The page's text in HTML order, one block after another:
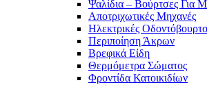
Ψαλίδια – Βούρτσες Για
Αποτριχωτικές Μηχανές
Ηλεκτρικές
Περιποίηση Άκρων
Βρεφικά Είδη
Θερμόμετρα Σώματος
Φροντίδα Κατοικιδίων